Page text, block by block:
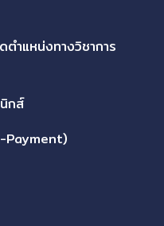
ำแหน่งทางวิชาการ
กส์
Payment)